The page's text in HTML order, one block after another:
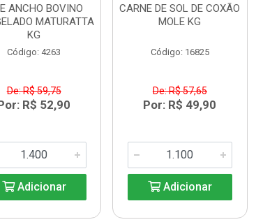
ANCHO BOVINO
MATURATTA
KG
Código: 4263
De: R$ 59,75
R$ 52,90
Adicionar
CARNE DE SOL DE COXÃO
MOLE KG
Código: 16825
De: R$ 57,65
Por: R$ 49,90
Adicionar